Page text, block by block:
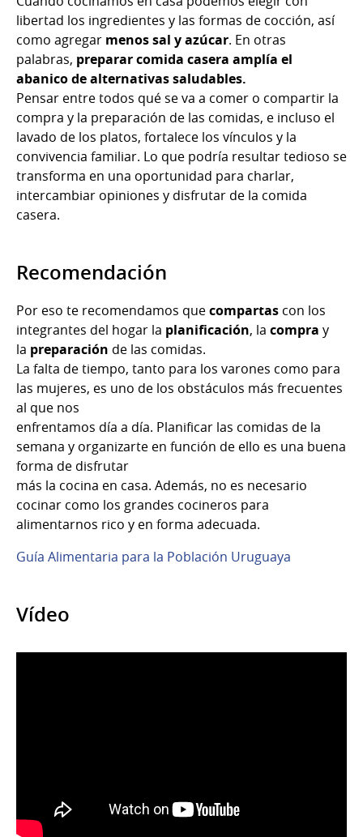
libertad los ingredientes y las formas de cocción, así
como agregar menos sal y azúcar. En otras
palabras, preparar comida casera amplía el
abanico de alternativas saludables.
Pensar entre todos qué se va a comer o compartir la
compra y la preparación de las comidas, e incluso el
lavado de los platos, fortalece los vínculos y la
convivencia familiar. Lo que podría resultar tedioso se
transforma en una oportunidad para charlar,
intercambiar opiniones y disfrutar de la comida
casera.
Recomendación
Por eso te recomendamos quecompartas con los
integrantes del hogar la planificación, la compra y
la preparación de las comidas.
La falta de tiempo, tanto para los varones como para
las mujeres, es uno de los obstáculos más frecuentes
al que nos
enfrentamos día a día. Planificar las comidas de la
semana y organizarte en función de ello es una buena
forma de disfrutar
más la cocina en casa. Además, no es necesario
cocinar como los grandes cocineros para
alimentarnos rico y en forma adecuada.
Guía Alimentaria para la Población Uruguaya
Vídeo